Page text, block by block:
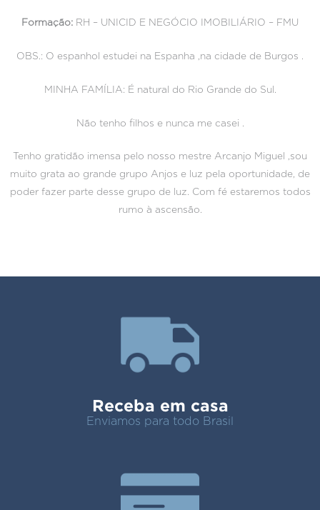
Formação: RH – UNICID E NEGÓCIO IMOBILIÁRIO – FMU
OBS.: O espanhol estudei na Espanha ,na cidade de Burgos .
MINHA FAMÍLIA: É natural do Rio Grande do Sul.
Não tenho filhos e nunca me casei .
Tenho gratidão imensa pelo nosso mestre Arcanjo Miguel ,sou
muito grata ao grande grupo Anjos e luz pela oportunidade, de
poder fazer parte desse grupo de luz. Com fé estaremos todos
rumo à ascensão.
Receba em casa
Enviamos para todo Brasil